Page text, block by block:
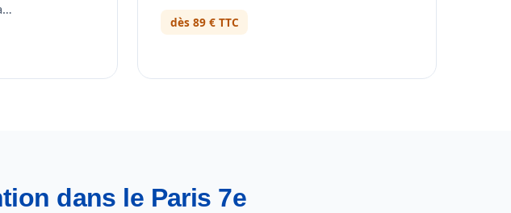
dès 89 € TTC
dans le Paris 7e